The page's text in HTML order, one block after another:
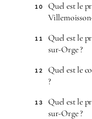
10
Quel est le
11
Quel est le
sur-Orge ?
12
Quel est le
?
13
Quel est le
sur-Orge ?